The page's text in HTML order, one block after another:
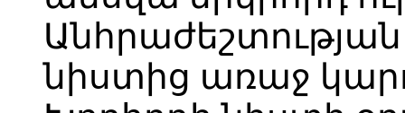
նիստից առաջ